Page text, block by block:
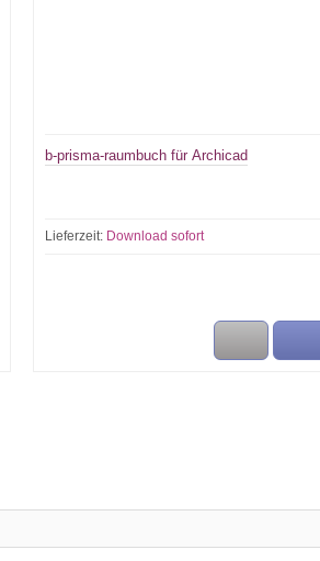
b-prisma-raumbuch für Archicad
Lieferzeit: Download sofort